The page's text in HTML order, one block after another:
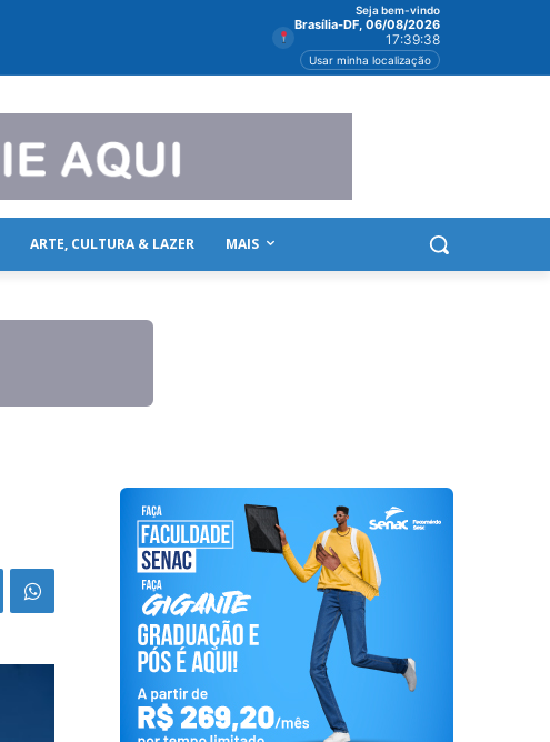
Seja bem-vindo
Brasília-DF, 06/08/2026
17:39:39
Usar minha localização
ARTE, CULTURA & LAZER MAIS